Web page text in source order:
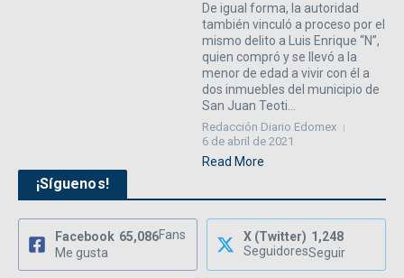
De igual forma, la autoridad
también vinculó a proceso por el
mismo delito a Luis Enrique “N”,
quien compró y se llevó a la
menor de edad a vivir con él a
dos inmuebles del municipio de
San Juan Teoti...
Redacción Diario Edomex
6 de abril de 2021
Read More
¡Síguenos!
Facebook 65,086Fans
Me gusta
X (Twitter) 1,248
SeguidoresSeguir